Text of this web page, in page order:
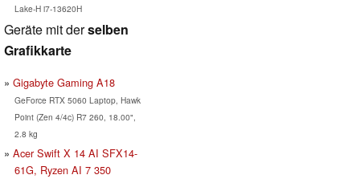
Lake-H i7-13620H
Geräte mit derselben
Grafikkarte
Gigabyte Gaming A18
GeForce RTX 5060 Laptop, Hawk
Point (Zen 4/4c) R7 260, 18.00",
2.8 kg
Acer Swift X 14 AI SFX14-
61G, Ryzen AI 7 350